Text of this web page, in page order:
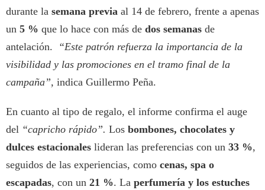
durante la semana previa al 14 de febrero, frente a apenas
un 5 % que lo hace con más de dos semanas de
antelación. “Este patrón refuerza la importancia de la
visibilidad y las promociones en el tramo final de la
campaña”, indica Guillermo Peña.
En cuanto al tipo de regalo, el informe confirma el auge
del “capricho rápido”. Los bombones, chocolates y
dulces estacionales lideran las preferencias con un 33 %,
seguidos de las experiencias, como cenas, spa o
escapadas, con un 21 %. La perfumería y los estuches